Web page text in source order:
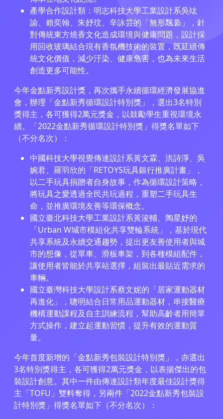
產學合作設計類：明志科技大學工業設計系吳竑
諭、賴奕翰、朱妤玟、辛詠芸的「無形飄裊」，針
對傳統東方燒香文化造成環境與健康問題，設計採
用回收玻璃結合現有香氛機技術的裝置，既延續傳
統文化價值，減少汙染、健康危害，也為未來生活
創造更多可能性。
今年金點新秀設計獎，再次攜手永續循環經濟發展協進
會，辦理「金點新秀循環設計特別獎」，選出3名特別
獎得主，各可獲得2萬元獎金，以鼓勵學生重視環境永
續。「2022金點新秀循環設計特別獎」得獎名單如下
（不分名次）：
中國科技大學視覺傳達設計系黃文霖、洪詩淨、吳
婉君、羅羽欣的「RETOYS玩具銀行推廣計畫」，
以二手玩具捐贈者自身故事，作為循環設計策略，
將玩具之愛透過全民共玩過程，重塑二手玩具生
命，並推廣環境友善等環保概念。
國立臺北科技大學工業設計系黃浚輔、陶星妤的
「Urban W城市模組化共享雙輪系統」，基於現代
共享系統及永續交通趨勢，提出更友善使用者與城
市的想像，從單車、滑板車架，到各種模組配件，
讓使用者皆能於共享站選擇，組裝出最貼近需求的
車輛。
國立臺灣科技大學設計系蔡文妮的「居家運動器材
再進化」，聰明結合日常用品運動器材，串接醫療
機構運動課程及自主訓練流程，幫助高齡者用簡單
方式操作，建立起運動習慣，提升有效的運動質
量。
今年首度新增的「金點新秀包裝設計特別獎」，亦選出
3名特別獎得主，各可獲得2萬元獎金，以表揚傑出的包
裝設計創意。其中一件由傳達設計類年度最佳設計獎得
主「TOFU」雙料奪得，另兩件「2022金點新秀包裝設
計特別獎」得獎名單如下（不分名次）：